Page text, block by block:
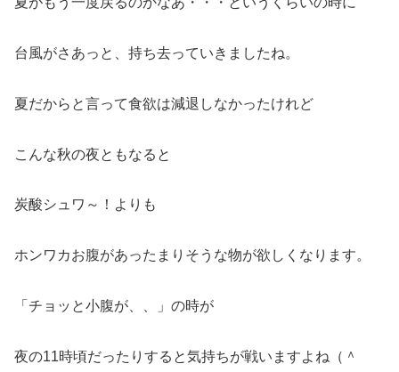
台風がさあっと、持ち去っていきましたね。
夏だからと言って食欲は減退しなかったけれど
こんな秋の夜ともなると
炭酸シュワ～！よりも
ホンワカお腹があったまりそうな物が欲しくなります。
「チョッと小腹が、、」の時が
夜の11時頃だったりすると気持ちが戦いますよね（＾